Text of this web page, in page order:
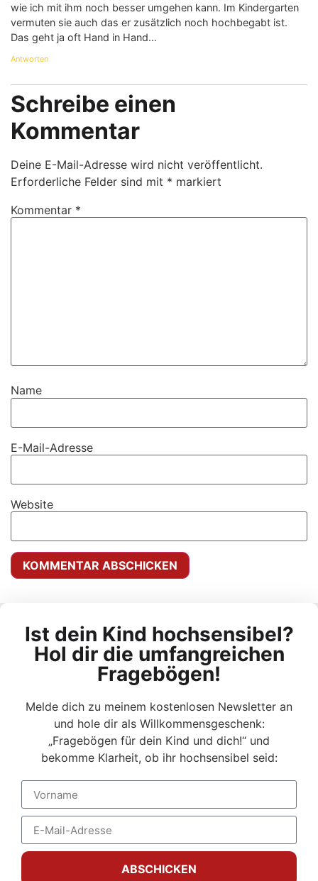
wie ich mit ihm noch besser umgehen kann. Im Kindergarten
vermuten sie auch das er zusätzlich noch hochbegabt ist.
Das geht ja oft Hand in Hand…
Antworten
Schreibe einen
Kommentar
Deine E-Mail-Adresse wird nicht veröffentlicht.
Erforderliche Felder sind mit * markiert
Kommentar *
Name
E-Mail-Adresse
Website
Ist dein Kind hochsensibel?
Hol dir die umfangreichen
Fragebögen!
Melde dich zu meinem kostenlosen Newsletter an
und hole dir als Willkommensgeschenk:
„Fragebögen für dein Kind und dich!“ und
bekomme Klarheit, ob ihr hochsensibel seid:
ABSCHICKEN